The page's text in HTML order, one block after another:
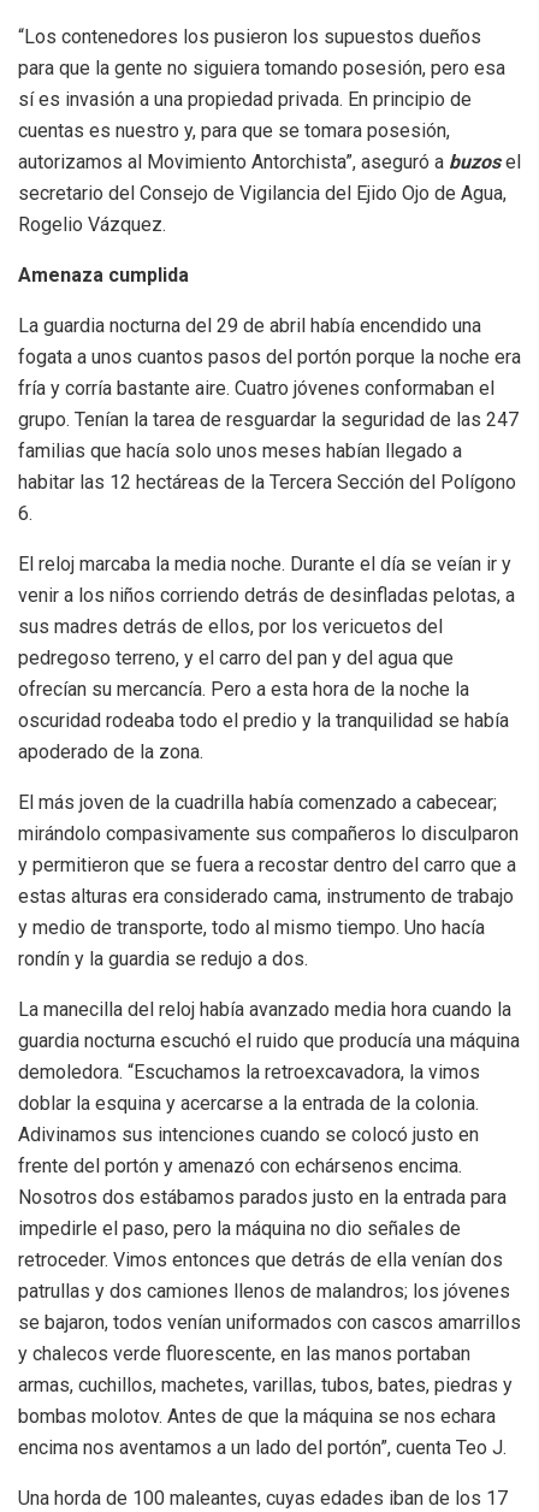
“Los contenedores los pusieron los supuestos dueños
para que la gente no siguiera tomando posesión, pero esa
sí es invasión a una propiedad privada. En principio de
cuentas es nuestro y, para que se tomara posesión,
autorizamos al Movimiento Antorchista”, aseguró a buzosel
secretario del Consejo de Vigilancia del Ejido Ojo de Agua,
Rogelio Vázquez.
Amenaza cumplida
La guardia nocturna del 29 de abril había encendido una
fogata a unos cuantos pasos del portón porque la noche era
fría y corría bastante aire. Cuatro jóvenes conformaban el
grupo. Tenían la tarea de resguardar la seguridad de las 247
familias que hacía solo unos meses habían llegado a
habitar las 12 hectáreas de la Tercera Sección del Polígono
6.
El reloj marcaba la media noche. Durante el día se veían ir y
venir a los niños corriendo detrás de desinfladas pelotas, a
sus madres detrás de ellos, por los vericuetos del
pedregoso terreno, y el carro del pan y del agua que
ofrecían su mercancía. Pero a esta hora de la noche la
oscuridad rodeaba todo el predio y la tranquilidad se había
apoderado de la zona.
El más joven de la cuadrilla había comenzado a cabecear;
mirándolo compasivamente sus compañeros lo disculparon
y permitieron que se fuera a recostar dentro del carro que a
estas alturas era considerado cama, instrumento de trabajo
y medio de transporte, todo al mismo tiempo. Uno hacía
rondín y la guardia se redujo a dos.
La manecilla del reloj había avanzado media hora cuando la
guardia nocturna escuchó el ruido que producía una máquina
demoledora. “Escuchamos la retroexcavadora, la vimos
doblar la esquina y acercarse a la entrada de la colonia.
Adivinamos sus intenciones cuando se colocó justo en
frente del portón y amenazó con echársenos encima.
Nosotros dos estábamos parados justo en la entrada para
impedirle el paso, pero la máquina no dio señales de
retroceder. Vimos entonces que detrás de ella venían dos
patrullas y dos camiones llenos de malandros; los jóvenes
se bajaron, todos venían uniformados con cascos amarrillos
y chalecos verde fluorescente, en las manos portaban
armas, cuchillos, machetes, varillas, tubos, bates, piedras y
bombas molotov. Antes de que la máquina se nos echara
encima nos aventamos a un lado del portón”, cuenta Teo J.
Una horda de 100 maleantes, cuyas edades iban de los 17